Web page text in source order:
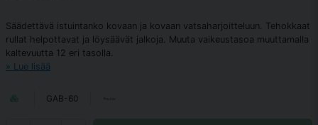
Säädettävä istuintanko kovaan ja kovaan vatsaharjoitteluun. Tehokkaat
rullat helpottavat ja löysäävät jalkoja. Muuta vaikeustasoa muuttamalla
kaltevuutta 12 eri tasolla.
Lue lisää
GAB-60